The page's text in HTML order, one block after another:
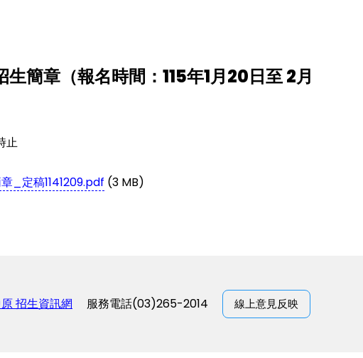
簡章（報名時間：115年1月20日至 2月
止
_定稿1141209.pdf (3 MB)
招生資訊網 服務電話(03)265-2014 線上意見反映